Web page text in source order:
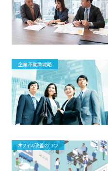
企業不動産戦略
オフィス改善のコツ